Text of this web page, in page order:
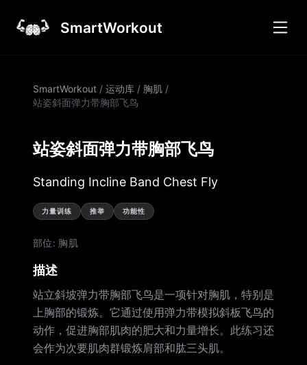
SmartWorkout
SmartWorkout / 运动库 / 胸肌 /
站姿斜面弹力带胸部飞鸟
站姿斜面弹力带胸部飞鸟
Standing Incline Band Chest Fly
力量训练 推举 功能性
部位: 胸肌
描述
站立斜坡弹力带胸部飞鸟是一项针对胸肌，特别是
上胸部的锻炼。它通过使用弹力带模拟斜板飞鸟的
动作，促进胸部肌肉的肥大和力量增长。此练习还
会作为次要肌肉群锻炼肩部和肱三头肌。